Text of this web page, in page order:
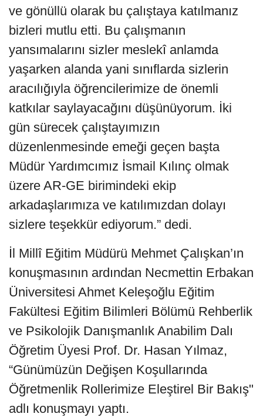
ve gönüllü olarak bu çalıştaya katılmanız
bizleri mutlu etti. Bu çalışmanın
yansımalarını sizler meslekî anlamda
yaşarken alanda yani sınıflarda sizlerin
aracılığıyla öğrencilerimize de önemli
katkılar saylayacağını düşünüyorum. İki
gün sürecek çalıştayımızın
düzenlenmesinde emeği geçen başta
Müdür Yardımcımız İsmail Kılınç olmak
üzere AR-GE birimindeki ekip
arkadaşlarımıza ve katılımızdan dolayı
sizlere teşekkür ediyorum.” dedi.
İl Millî Eğitim Müdürü Mehmet Çalışkan’ın
konuşmasının ardından Necmettin Erbakan
Üniversitesi Ahmet Keleşoğlu Eğitim
Fakültesi Eğitim Bilimleri Bölümü Rehberlik
ve Psikolojik Danışmanlık Anabilim Dalı
Öğretim Üyesi Prof. Dr. Hasan Yılmaz,
“Günümüzün Değişen Koşullarında
Öğretmenlik Rollerimize Eleştirel Bir Bakış"
adlı konuşmayı yaptı.